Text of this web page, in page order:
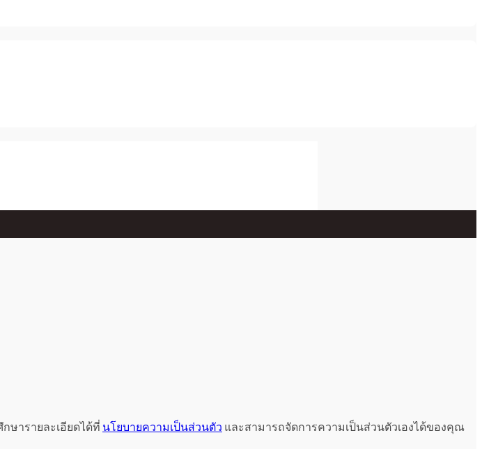
ษารายละเอียดได้ที่ นโยบายความเป็นส่วนตัว และสามารถจัดการความเป็นส่วนตัวเองได้ของคุณ